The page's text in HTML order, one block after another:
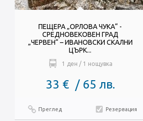
ПЕЩЕРА „ОРЛОВА ЧУКА“ -
СРЕДНОВЕКОВЕН ГРАД
„ЧЕРВЕН“ – ИВАНОВСКИ СКАЛНИ
ЦЪРК...
1 ден / 1 нощувка
33 € / 65 лв.
Преглед Резервация